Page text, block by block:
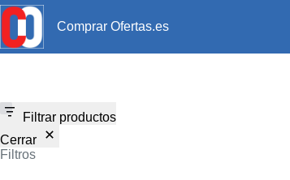
Comprar Ofertas.es
Filtrar productos
Cerrar
Filtros